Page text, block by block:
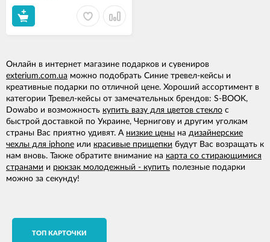
Онлайн в интернет магазине подарков и сувениров
exterium.com.ua можно подобрать Синие тревел-кейсы и
креативные подарки по отличной цене. Хороший ассортимент в
категории Тревел-кейсы от замечательных брендов: S-BOOK,
Dowabo и возможность купить вазу для цветов стекло с
быстрой доставкой по Украине, Чернигову и другим уголкам
страны Вас приятно удивят. А низкие цены на дизайнерские
чехлы для iphone или красивые прищепки будут Вас возращать к
нам вновь. Также обратите внимание на карта со стирающимися
странами и рюкзак молодежный - купить полезные подарки
можно за секунду!
TОП КАРТОЧКИ